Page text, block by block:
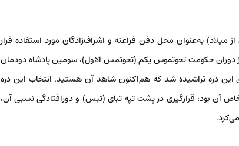
در دوره پادشاهی نوین (۱۵۳۹-۱۰۷۵ پیش از میلاد) به‌عنوان محل دفن فراعنه و اشراف‌زادگان مورد استفاده قرار
دوران حکومت تحوتموس یکم (تحوتمس الاول)، سومین پادشاه دودمان
این دره تراشیده شد که هم‌اکنون شاهد آن هستید. انتخاب این دره
آن بود؛ قرارگیری در پشت تپه تبای (تبس) و دورافتادگی نسبی آن،